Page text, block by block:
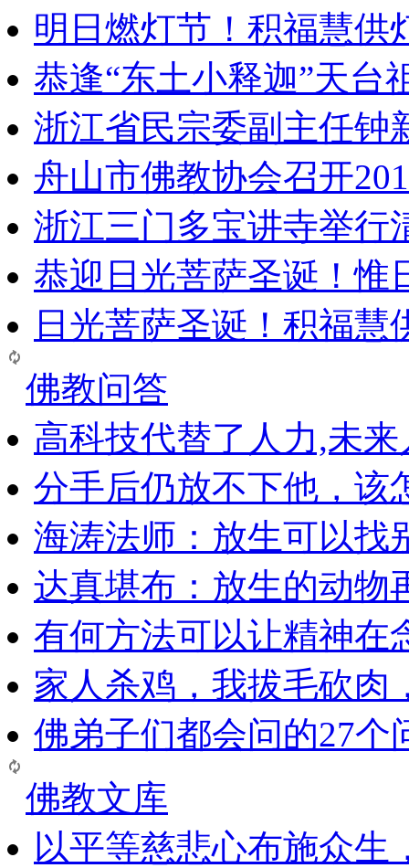
明日燃灯节！积福慧供
恭逢“东土小释迦”天台
浙江省民宗委副主任钟
舟山市佛教协会召开
浙江三门多宝讲寺举行
恭迎日光菩萨圣诞！惟
日光菩萨圣诞！积福慧
佛教问答
高科技代替了人力,未
分手后仍放不下他，该
海涛法师：放生可以找
达真堪布：放生的动物
有何方法可以让精神在
家人杀鸡，我拔毛砍肉
佛弟子们都会问的27个
佛教文库
以平等慈悲心布施众生